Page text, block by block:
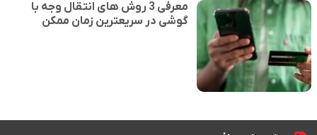
معرفی 3 روش های انتقال وجه با
گوشی در سریعترین زمان ممکن